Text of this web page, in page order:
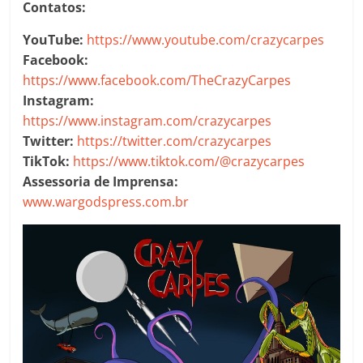
Contatos:
YouTube: https://www.youtube.com/crazycarpes
Facebook:
https://www.facebook.com/TheCrazyCarpes
Instagram:
https://www.instagram.com/crazycarpes
Twitter: https://twitter.com/crazycarpes
TikTok: https://www.tiktok.com/@crazycarpes
Assessoria de Imprensa:
www.wargodspress.com.br